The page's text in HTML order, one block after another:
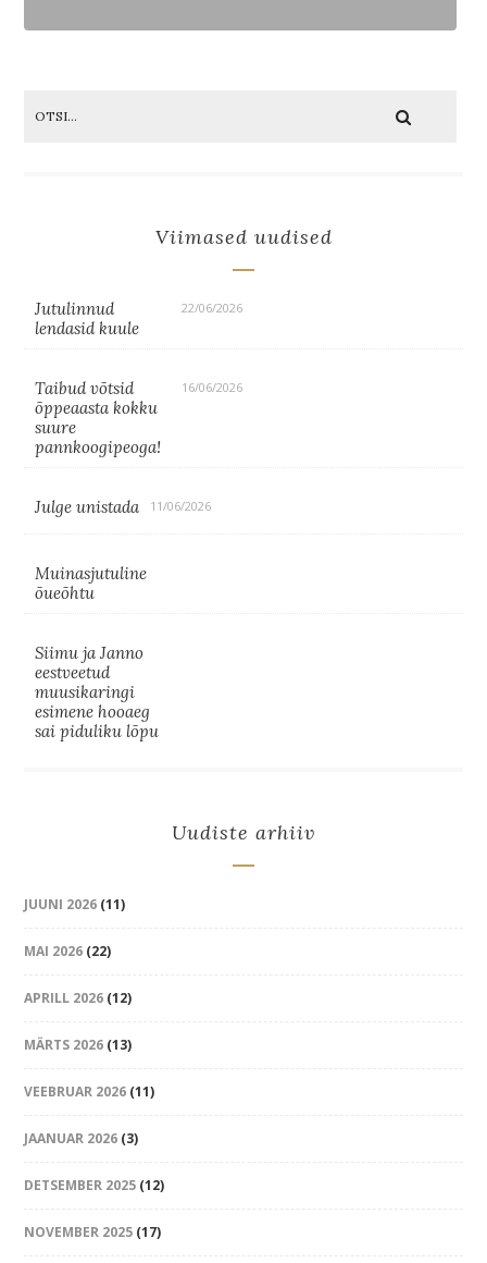
Viimased uudised
Jutulinnud
lendasid kuule
22/06/2026
Taibud võtsid
õppeaasta kokku
suure
pannkoogipeoga!
16/06/2026
Julge unistada 11/06/2026
Muinasjutuline
õueõhtu
Siimu ja Janno
eestveetud
muusikaringi
esimene hooaeg
sai piduliku lõpu
Uudiste arhiiv
JUUNI 2026 (11)
MAI 2026 (22)
APRILL 2026 (12)
MÄRTS 2026 (13)
VEEBRUAR 2026 (11)
JAANUAR 2026 (3)
DETSEMBER 2025 (12)
NOVEMBER 2025 (17)